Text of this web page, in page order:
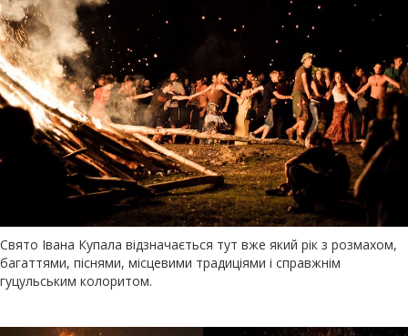
Свято Івана Купала відзначається тут вже який рік з розмахом,
багаттями, піснями, місцевими традиціями і справжнім
гуцульським колоритом.